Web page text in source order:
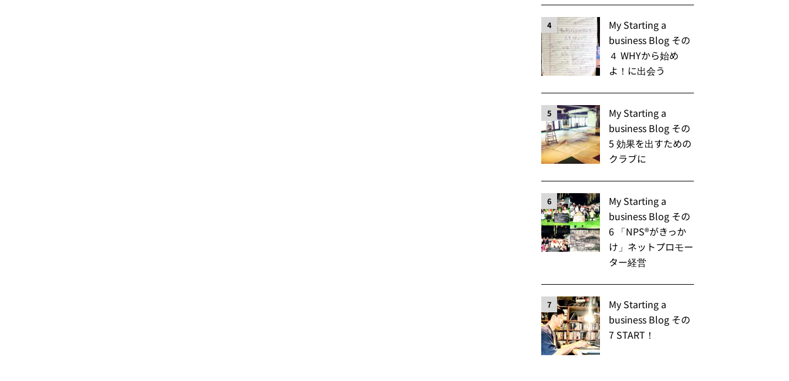
4
My Starting a
business Blog その
４ WHYから始め
よ！に出会う
5
My Starting a
business Blog その
5 効果を出すための
クラブに
6
My Starting a
business Blog その
6 「NPS®️がきっか
け」ネットプロモー
ター経営
7
My Starting a
business Blog その
7 START！